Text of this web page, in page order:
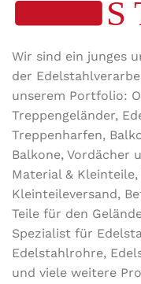
Wir sind ein junges
der
unserem Portfolio:
Treppengeländer,
Treppenharfen,
Balkone, Vordächer
Material &
Kleinteileversand,
Teile für den
Spezialist für
Edelstahlrohre,
und viele weitere